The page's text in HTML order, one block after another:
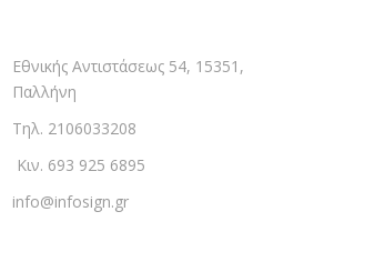
Εθνικής Αντιστάσεως 54, 15351,
Παλλήνη
Τηλ. 2106033208
Κιν. 693 925 6895
info@infosign.gr